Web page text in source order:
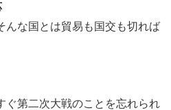
んな国とは貿易も国交も切れば
ぐ第二次大戦のことを忘れられ